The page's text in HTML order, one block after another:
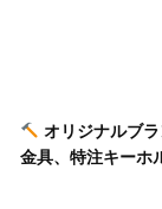
オリジナルブ
金具、特注キーホ